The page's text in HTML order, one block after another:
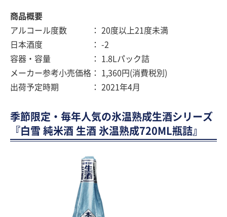
商品概要
アルコール度数 ： 20度以上21度未満
日本酒度 ： -2
容器・容量 ： 1.8Lパック詰
メーカー参考小売価格： 1,360円(消費税別)
出荷予定時期 ： 2021年4月
季節限定・毎年人気の氷温熟成生酒シリーズ
『白雪 純米酒 生酒 氷温熟成720ML瓶詰』